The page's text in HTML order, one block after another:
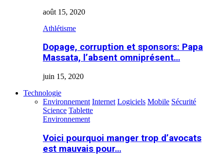
août 15, 2020
Athlétisme
Dopage, corruption et sponsors: Papa
Massata, l’absent omniprésent…
juin 15, 2020
Technologie
Environnement Internet Logiciels Mobile Sécurité
Science Tablette
Environnement
Voici pourquoi manger trop d’avocats
est mauvais pour…